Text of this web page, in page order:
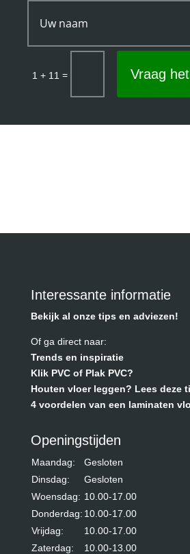
1 + 11 = Vraag
Interessante informatie
Bekijk al onze tips en adviezen!
Of ga direct naar:
Trends en inspiratie
Klik PVC of Plak PVC?
Houten vloer leggen? Lees deze
4 voordelen van een laminaten
Openingstijden
Maandag:
Gesloten
Dinsdag:
Gesloten
Woensdag: 10.00-17.00
Donderdag: 10.00-17.00
Vrijdag:
10.00-17.00
Zaterdag:
10.00-13.00